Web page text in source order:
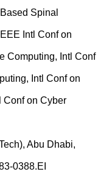
Spinal
Intl Conf on
Computing, Intl Conf
Intl Conf on
Conf on Cyber
Abu Dhabi,
0388.EI